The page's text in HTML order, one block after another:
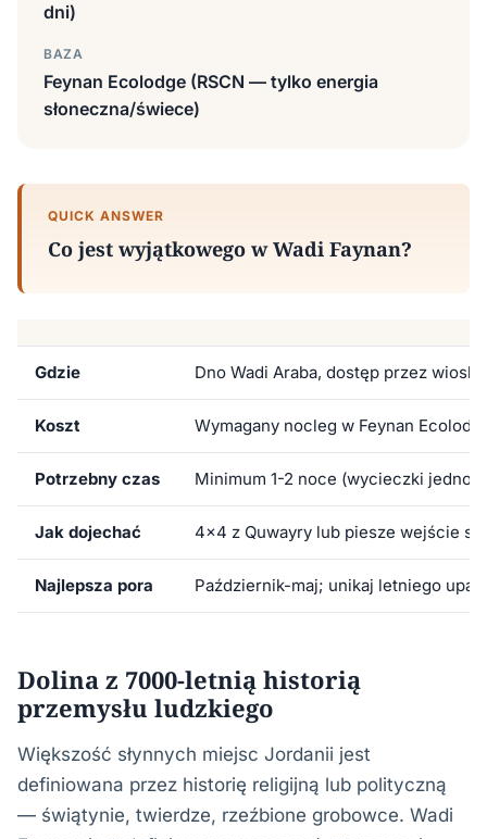
dni)
BAZA
Feynan Ecolodge (RSCN — tylko energia
słoneczna/świece)
QUICK ANSWER
Co jest wyjątkowego w Wadi Faynan?
Gdzie Dno Wadi Araba, dostęp przez
Koszt Wymagany nocleg w Feynan
Potrzebny czas Minimum 1-2 noce (wycieczki
Jak dojechać 4x4 z Quwayry lub piesze wejście
Najlepsza pora Październik-maj; unikaj letniego
Dolina z 7000-letnią historią
przemysłu ludzkiego
Większość słynnych miejsc Jordanii jest
definiowana przez historię religijną lub polityczną
— świątynie, twierdze, rzeźbione grobowce. Wadi